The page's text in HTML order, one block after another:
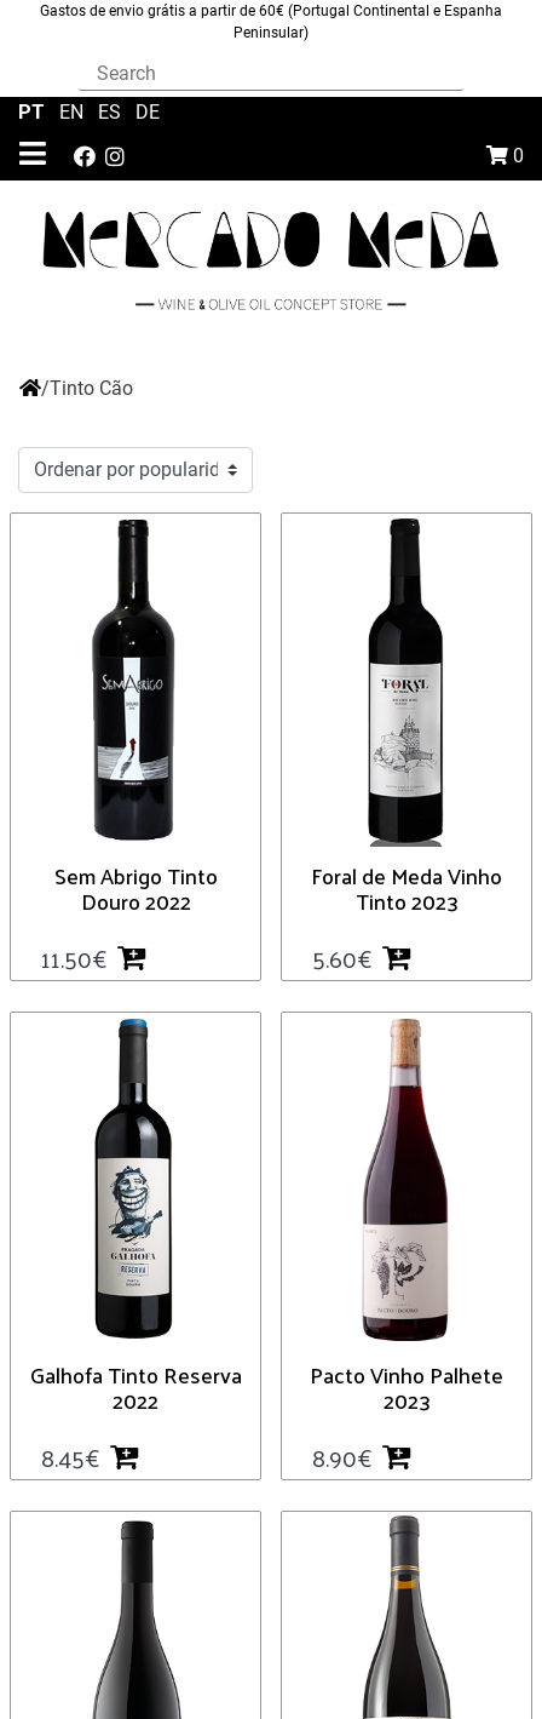
Gastos de envio grátis a partir de 60€ (Portugal Continental e Espanha
Peninsular)
0
PT EN ES DE
/Tinto Cão
Sem Abrigo Tinto
Douro 2022
11.50€
Foral de Meda Vinho
Tinto 2023
5.60€
Galhofa Tinto Reserva
2022
8.45€
Pacto Vinho Palhete
2023
8.90€